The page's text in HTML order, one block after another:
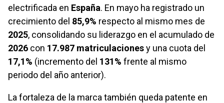
electrificada en España. En mayo ha registrado un
crecimiento del 85,9% respecto al mismo mes de
2025, consolidando su liderazgo en el acumulado de
2026 con 17.987 matriculacionesy una cuota del
17,1% (incremento del 131% frente al mismo
periodo del año anterior).
La fortaleza de la marca también queda patente en